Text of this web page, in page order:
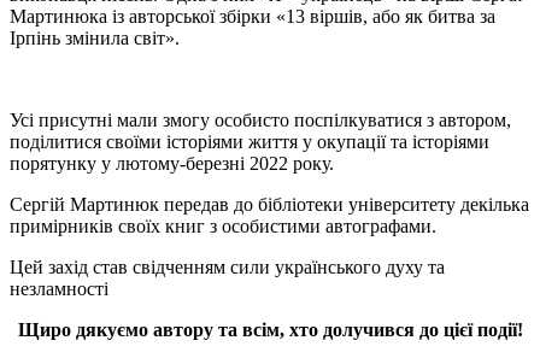
Мартинюка із авторської збірки «13 віршів, або як битва за
Ірпінь змінила світ».
Усі присутні мали змогу особисто поспілкуватися з автором,
поділитися своїми історіями життя у окупації та історіями
порятунку у лютому-березні 2022 року.
Сергій Мартинюк передав до бібліотеки університету декілька
примірників своїх книг з особистими автографами.
Цей захід став свідченням сили українського духу та
незламності
Щиро дякуємо автору та всім, хто долучився до цієї події!